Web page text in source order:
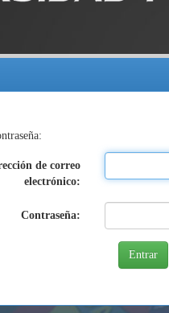
de correo
electrónico:
Contraseña: